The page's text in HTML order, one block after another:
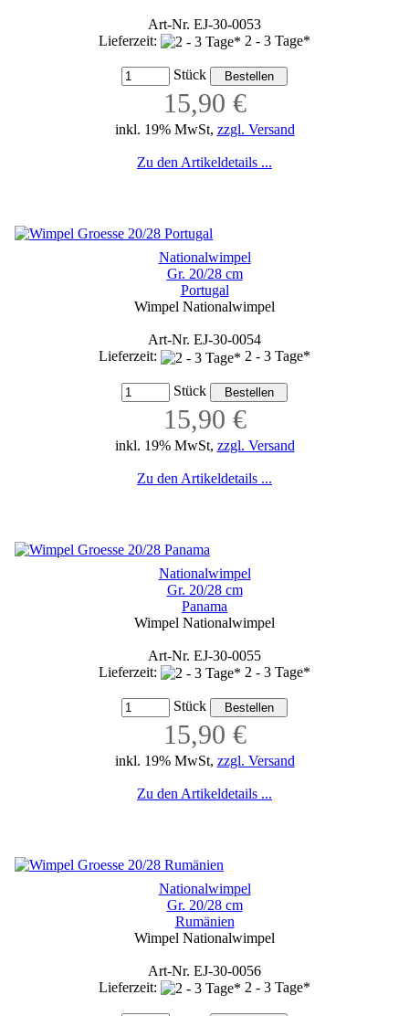
Art-Nr. EJ-30-0053
Lieferzeit:
2 - 3 Tage*
Stück
15,90 €
inkl. 19% MwSt, zzgl. Versand
Zu den Artikeldetails ...
Nationalwimpel
Gr. 20/28 cm
Portugal
Wimpel Nationalwimpel
Art-Nr. EJ-30-0054
Lieferzeit:
2 - 3 Tage*
Stück
15,90 €
inkl. 19% MwSt, zzgl. Versand
Zu den Artikeldetails ...
Nationalwimpel
Gr. 20/28 cm
Panama
Wimpel Nationalwimpel
Art-Nr. EJ-30-0055
Lieferzeit:
2 - 3 Tage*
Stück
15,90 €
inkl. 19% MwSt, zzgl. Versand
Zu den Artikeldetails ...
Nationalwimpel
Gr. 20/28 cm
Rumänien
Wimpel Nationalwimpel
Art-Nr. EJ-30-0056
Lieferzeit:
2 - 3 Tage*